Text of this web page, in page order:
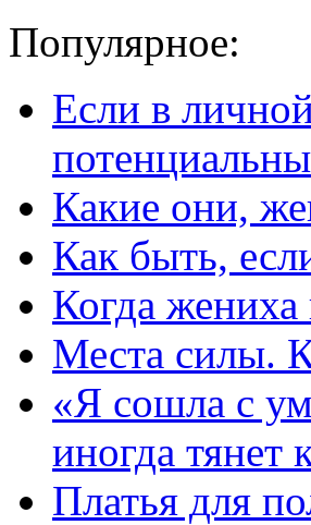
Популярное:
Если в
Какие они,
Как быть,
Когда
Места силы.
«Я сошла с
иногда
Платья для